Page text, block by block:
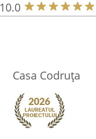
10.0
Casa Codruța